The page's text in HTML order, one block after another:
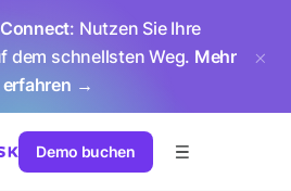
: Nutzen Sie Ihre
dem schnellsten Weg. Mehr
erfahren →
Demo buchen